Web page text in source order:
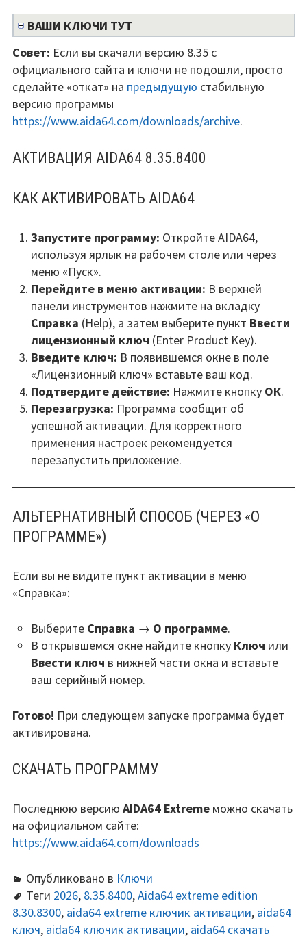
ВАШИ КЛЮЧИ ТУТ
Совет: Если вы скачали версию 8.35 с
официального сайта и ключи не подошли, просто
сделайте «откат» на предыдущую стабильную
версию программы
https://www.aida64.com/downloads/archive.
АКТИВАЦИЯ AIDA64 8.35.8400
КАК АКТИВИРОВАТЬ AIDA64
Запустите программу: Откройте AIDA64,
используя ярлык на рабочем столе или через
меню «Пуск».
Перейдите в меню активации: В верхней
панели инструментов нажмите на вкладку
Справка (Help), а затем выберите пункт Ввести
лицензионный ключ (Enter Product Key).
Введите ключ: В появившемся окне в поле
«Лицензионный ключ» вставьте ваш код.
Подтвердите действие: Нажмите кнопку ОК.
Перезагрузка: Программа сообщит об
успешной активации. Для корректного
применения настроек рекомендуется
перезапустить приложение.
АЛЬТЕРНАТИВНЫЙ СПОСОБ (ЧЕРЕЗ «О
ПРОГРАММЕ»)
Если вы не видите пункт активации в меню
«Справка»:
Выберите Справка → О программе.
В открывшемся окне найдите кнопку Ключ или
Ввести ключ в нижней части окна и вставьте
ваш серийный номер.
Готово! При следующем запуске программа будет
активирована.
СКАЧАТЬ ПРОГРАММУ
Последнюю версию AIDA64 Extremeможно скачать
на официальном сайте:
https://www.aida64.com/downloads
Опубликовано в Ключи
Теги 2026, 8.35.8400,Aida64 extreme edition
8.30.8300, aida64 extreme ключик активации, aida64
ключ, aida64 ключик активации, aida64 скачать